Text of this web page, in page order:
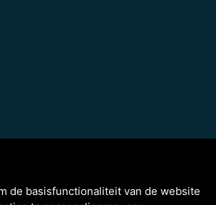
de basisfunctionaliteit van de website